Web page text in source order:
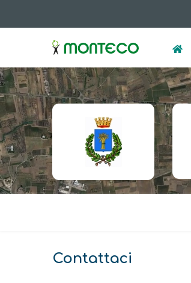
al
principale
Contattaci